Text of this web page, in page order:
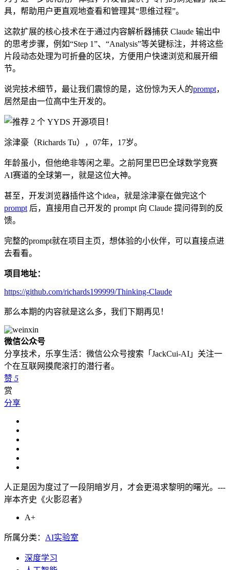
具，帮助用户更直观地查看和管理其“思维过程”。
这款扩展的核心技术在于通过内容解析器捕获 Claude 输出中
的思考步骤，例如“Step 1”、“Analysis”等关键标注，并将这些
片段动态处理为可折叠的区块，方便用户快速浏览和展开细
节。
说完技术细节，最让我们震惊的是，这份惊为天人的prompt，
居然是由一位高中生开发的。
涂津豪（Richards Tu），07年，17岁。
年龄虽小，但他绝非等闲之辈。之前阿里巴巴全球数学竞赛
AI赛道的全球第一，就是这位大神。
甚至，开发浏览器插件这个idea，就是涂津豪在做完这个
prompt 后，直接用自己开发的 prompt 向 Claude 提问得到的反
馈。
完整的prompt就在项目主页，想体验的小伙伴，可以直接点进
去看看。
项目地址：
https://github.com/richards199999/Thinking-Claude
那么本期的内容就是这么多，我们下期再见！
微信公众号
分享技术，乐享生活：微信公众号搜索「JackCui-AI」关注一
个在互联网摸爬滚打的潜行者。
赞 5
赏
分享
人正是因为度过了一段阴暗岁月，才会更渴求黎明的曙光。---
岸本齐史《火影忍者》
A+
所属分类： AI实验室
深度学习